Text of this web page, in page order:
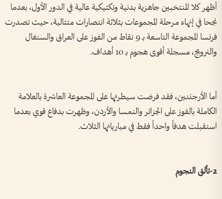
أظهر كلا المنتخبين جاهزية بدنية وتكتيكية عالية في الدور الأول، بعدما
نجحا في إنهاء مرحلة المجموعات بثلاثة انتصارات متتالية، حيث تصدرت
فرنسا المجموعة التاسعة بـ 9 نقاط من الفوز على العراق والسنغال
والنرويج، مسجلة أقوى هجوم بـ 10 أهداف.
أما الأرجنتين، فقد فرضت سيطرتها على المجموعة العاشرة بالعلامة
الكاملة بالفوز على الجزائر والنمسا والأردن، وظهرت بدفاع قوي بعدما
استقبلت هدفاً واحداً فقط في مبارياتها الثلاث.
2-تألق النجوم